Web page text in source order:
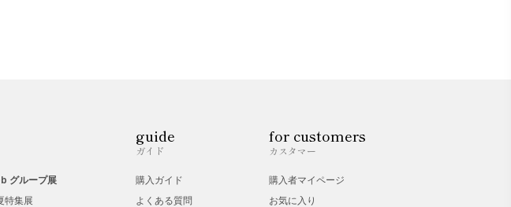
グループ展
特集展
guide
ガイド
購入ガイド
よくある質問
for customers
カスタマー
購入者マイページ
お気に入り